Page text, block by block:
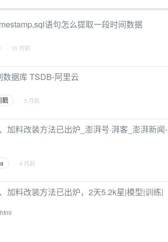
语句怎么提取一段时间数据
· 10 月前
据库 TSDB-阿里云
戳 · 5 月前
加料改装方法已出炉_澎湃号·湃客_澎湃新闻-
· 4 月前
加料改装方法已出炉，2天5.2k星|模型|训练|